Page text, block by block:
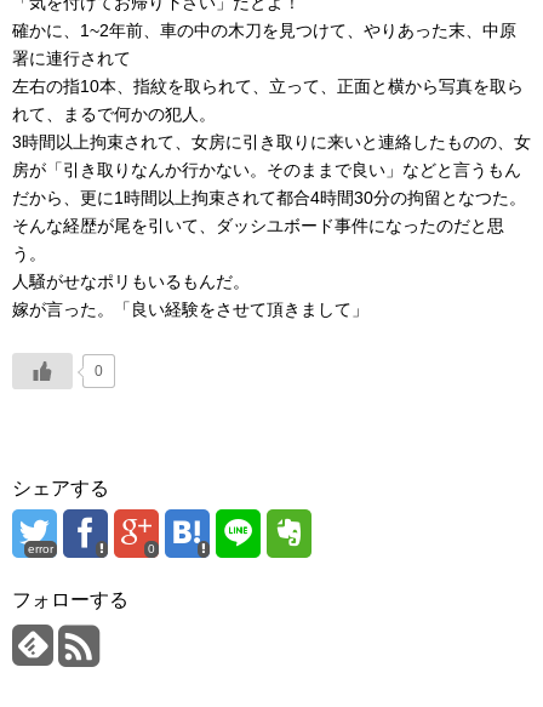
確かに、1~2年前、車の中の木刀を見つけて、やりあった末、中原
署に連行されて
左右の指10本、指紋を取られて、立って、正面と横から写真を取ら
れて、まるで何かの犯人。
3時間以上拘束されて、女房に引き取りに来いと連絡したものの、女
房が「引き取りなんか行かない。そのままで良い」などと言うもん
だから、更に1時間以上拘束されて都合4時間30分の拘留となつた。
そんな経歴が尾を引いて、ダッシユボード事件になったのだと思
う。
人騒がせなポリもいるもんだ。
嫁が言った。「良い経験をさせて頂きまして」
0
シェアする
error 0
フォローする